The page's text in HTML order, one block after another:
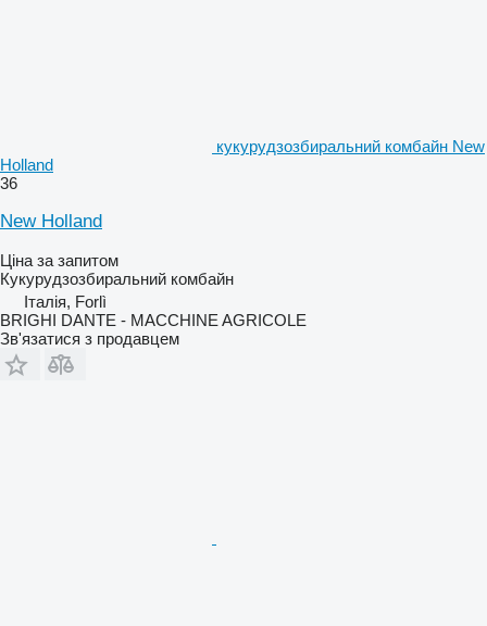
кукурудзозбиральний комбайн New
Holland
36
New Holland
Ціна за запитом
Кукурудзозбиральний комбайн
Італія, Forlì
BRIGHI DANTE - MACCHINE AGRICOLE
Зв'язатися з продавцем